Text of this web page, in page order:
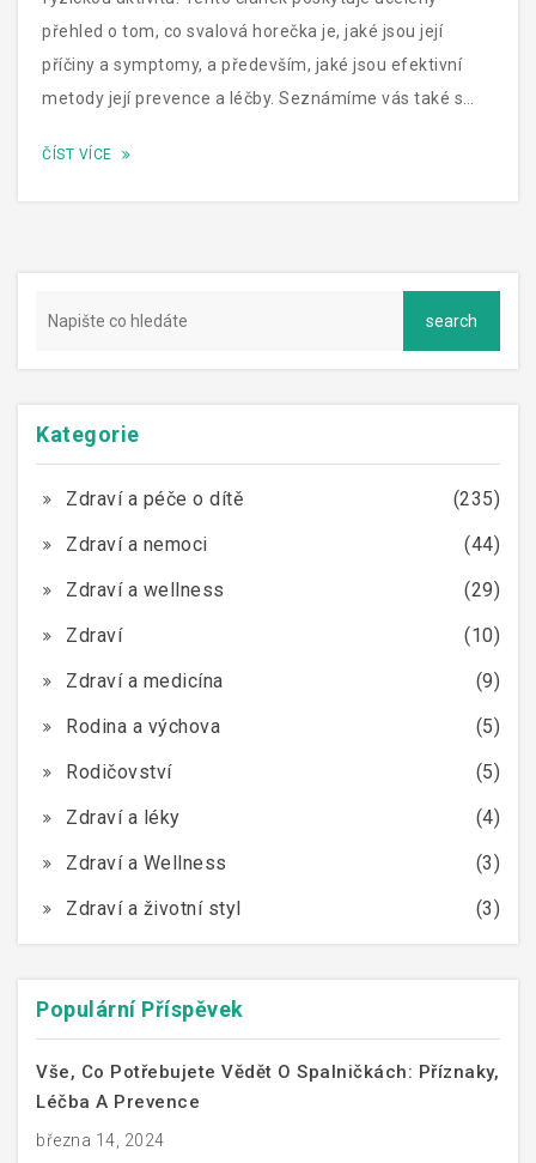
přehled o tom, co svalová horečka je, jaké jsou její
příčiny a symptomy, a především, jaké jsou efektivní
metody její prevence a léčby. Seznámíme vás také s
náročném cvičení byla co nejpříjemnější a
ČÍST VÍCE
Kategorie
Zdraví a péče o dítě
(235)
Zdraví a nemoci
(44)
Zdraví a wellness
(29)
Zdraví
(10)
Zdraví a medicína
(9)
Rodina a výchova
(5)
Rodičovství
(5)
Zdraví a léky
(4)
Zdraví a Wellness
(3)
Zdraví a životní styl
(3)
Populární Příspěvek
Vše, Co Potřebujete Vědět O Spalničkách: Příznaky,
Léčba A Prevence
března 14, 2024